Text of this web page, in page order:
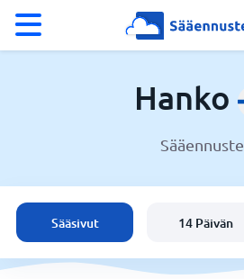
Suomi
Sijaintini
Hanko
Sääennuste
Sääsivut 14 Päivän